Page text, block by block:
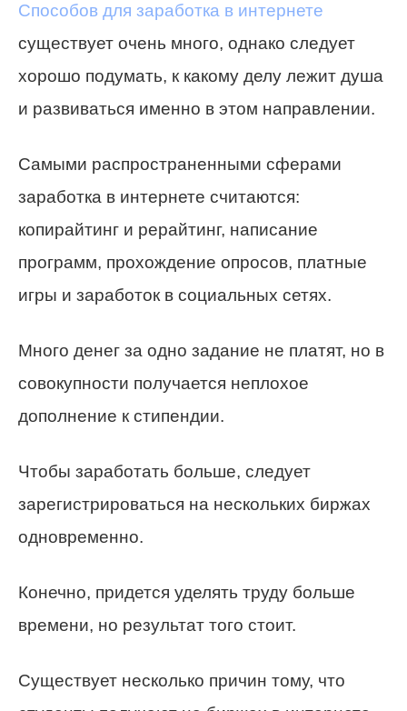
Способов для заработка в интернете
существует очень много, однако следует
хорошо подумать, к какому делу лежит душа
и развиваться именно в этом направлении.
Самыми распространенными сферами
заработка в интернете считаются:
копирайтинг и рерайтинг, написание
программ, прохождение опросов, платные
игры и заработок в социальных сетях.
Много денег за одно задание не платят, но в
совокупности получается неплохое
дополнение к стипендии.
Чтобы заработать больше, следует
зарегистрироваться на нескольких биржах
одновременно.
Конечно, придется уделять труду больше
времени, но результат того стоит.
Существует несколько причин тому, что